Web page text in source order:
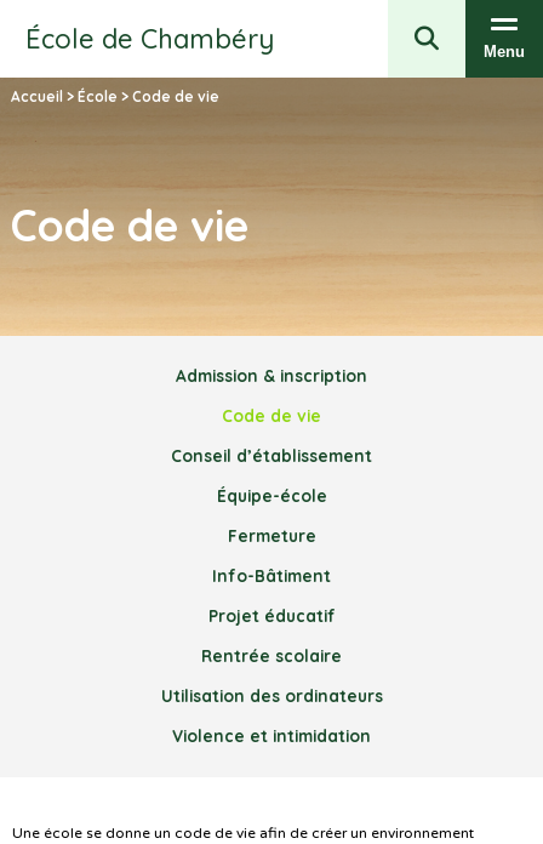
École de Chambéry Menu
Accueil > École > Code de vie
Code de vie
Admission & inscription
Code de vie
Conseil d’établissement
Équipe-école
Fermeture
Info-Bâtiment
Projet éducatif
Rentrée scolaire
Utilisation des ordinateurs
Violence et intimidation
Une école se donne un code de vie afin de créer un environnement